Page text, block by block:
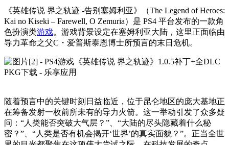
《英雄传说 界之轨迹 -告别塞姆利亚》（The Legend of Heroes:
Kai no Kiseki – Farewell, O Zemuria）是 PS4 平台发布的一款角
色扮演类游戏。游戏背景设定在塞姆利亚大陆，这里正面临由
导力革命之父C・爱普斯泰恩博士所预言的末日危机。
随着预言中的关键时刻日益临近，位于昆仑地区的庞大基地正
在筹备发射一枚前所未有的导力火箭。这一举动引发了众多疑
问：“人类能否突破大气层？”、“大陆的尽头隐藏着什么秘
密？”、“人类是否有机会揭开‘世界’的真实面貌？”。正当全世